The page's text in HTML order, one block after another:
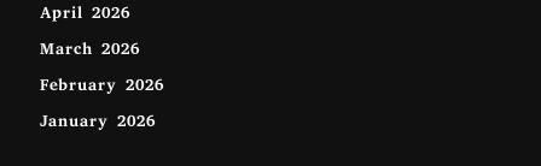
April 2026
March 2026
February 2026
January 2026